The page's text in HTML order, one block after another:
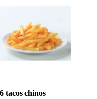
6 tacos chinos